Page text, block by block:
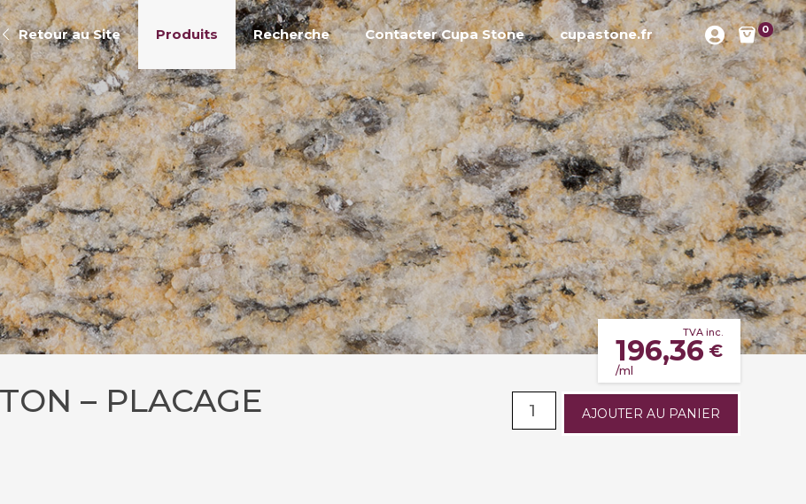
Retour au Site Produits Recherche Contacter Cupa Stone cupastone.fr 0
– PLACAGE
196,36 €
TVA inc.
/ml
AJOUTER AU PANIER